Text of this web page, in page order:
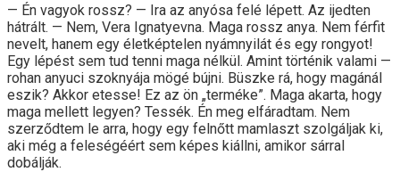
— Én vagyok rossz? — Ira az anyósa felé lépett. Az ijedten
hátrált. — Nem, Vera Ignatyevna. Maga rossz anya. Nem férfit
nevelt, hanem egy életképtelen nyámnyilát és egy rongyot!
Egy lépést sem tud tenni maga nélkül. Amint történik valami —
rohan anyuci szoknyája mögé bújni. Büszke rá, hogy magánál
eszik? Akkor etesse! Ez az ön „terméke”. Maga akarta, hogy
maga mellett legyen? Tessék. Én meg elfáradtam. Nem
szerződtem le arra, hogy egy felnőtt mamlaszt szolgáljak ki,
aki még a feleségéért sem képes kiállni, amikor sárral
dobálják.